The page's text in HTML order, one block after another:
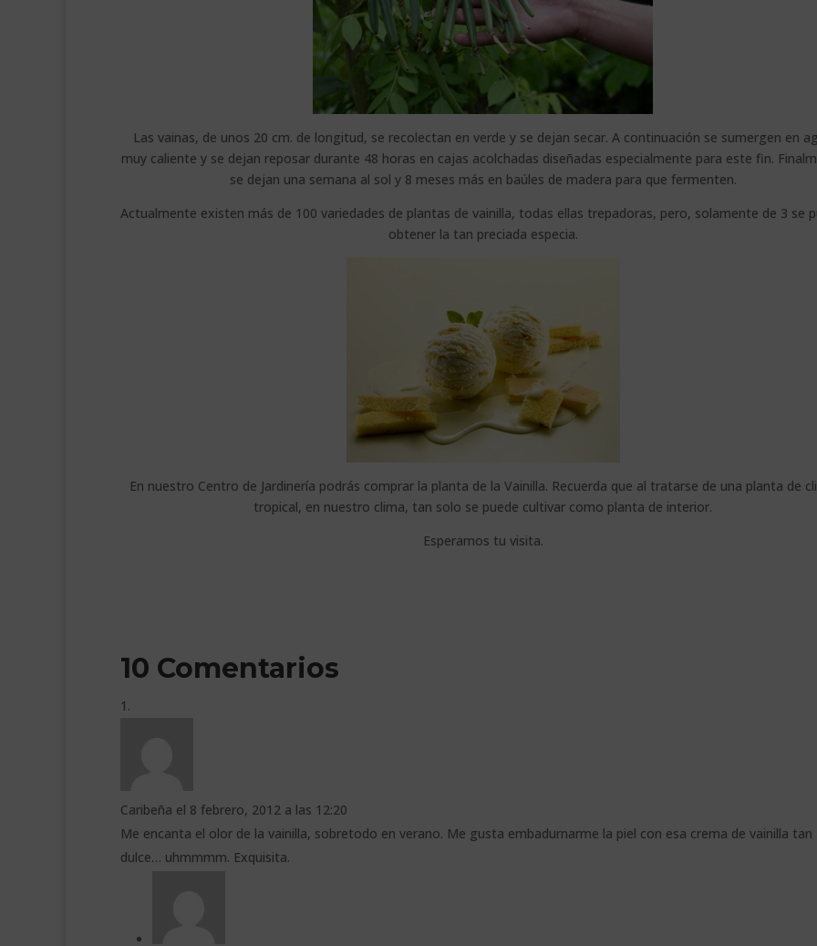
Las vainas, de unos 20 cm. de longitud, se recolectan en verde y se dejan secar. A continuación se sumergen en
muy caliente y se dejan reposar durante 48 horas en cajas acolchadas diseñadas especialmente para este fin.
se dejan una semana al sol y 8 meses más en baúles de madera para que fermenten.
Actualmente existen más de 100 variedades de plantas de vainilla, todas ellas trepadoras, pero, solamente de 3 se
obtener la tan preciada especia.
En nuestro Centro de Jardinería podrás comprar la planta de la Vainilla. Recuerda que al tratarse de una planta de
tropical, en nuestro clima, tan solo se puede cultivar como planta de interior.
Esperamos tu visita.
10 Comentarios
Caribeña el 8 febrero, 2012 a las 12:20
Me encanta el olor de la vainilla, sobretodo en verano. Me gusta embadurnarme la piel con esa crema de vainilla tan
dulce… uhmmmm. Exquisita.